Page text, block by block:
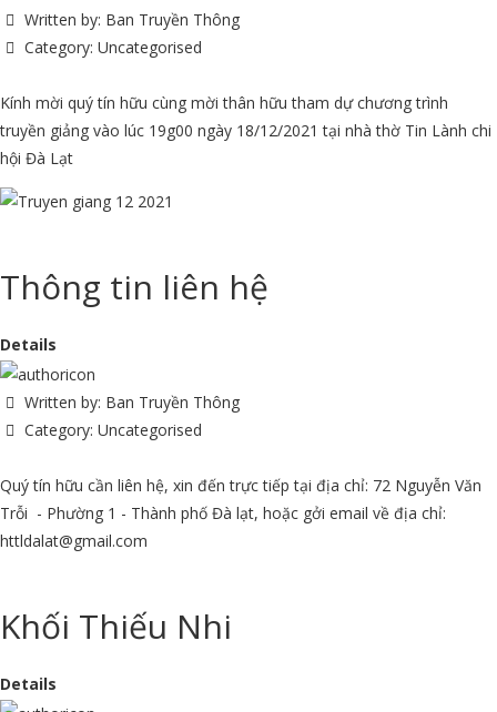
Written by: Ban Truyền Thông
Category: Uncategorised
Kính mời quý tín hữu cùng mời thân hữu tham dự chương trình
truyền giảng vào lúc 19g00 ngày 18/12/2021 tại nhà thờ Tin Lành chi
hội Đà Lạt
Thông tin liên hệ
Details
Written by: Ban Truyền Thông
Category: Uncategorised
Quý tín hữu cần liên hệ, xin đến trực tiếp tại địa chỉ: 72 Nguyễn Văn
Trỗi - Phường 1 - Thành phố Đà lạt, hoặc gởi email về địa chỉ:
httldalat@gmail.com
Khối Thiếu Nhi
Details